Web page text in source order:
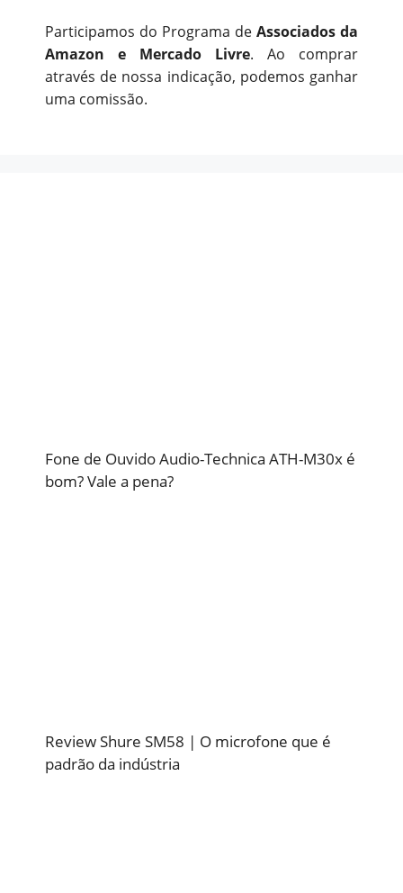
Participamos do Programa de Associados da
Amazon e Mercado Livre. Ao comprar
através de nossa indicação, podemos ganhar
uma comissão.
Fone de Ouvido Audio-Technica ATH-M30x é
bom? Vale a pena?
Review Shure SM58 | O microfone que é
padrão da indústria